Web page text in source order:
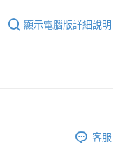
顯示電腦版詳細說明
客服